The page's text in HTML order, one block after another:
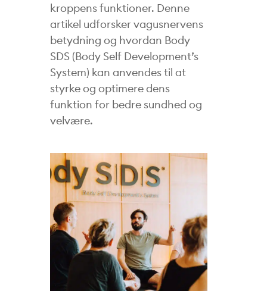
kroppens funktioner. Denne
artikel udforsker vagusnervens
betydning og hvordan Body
SDS (Body Self Development’s
System) kan anvendes til at
styrke og optimere dens
funktion for bedre sundhed og
velvære.